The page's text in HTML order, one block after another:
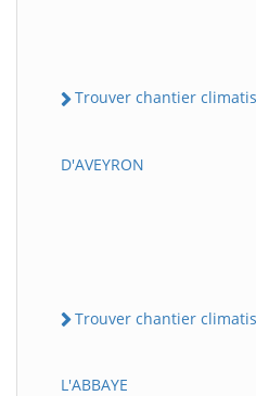
Trouver chantier
D'AVEYRON
Trouver chantier
L'ABBAYE